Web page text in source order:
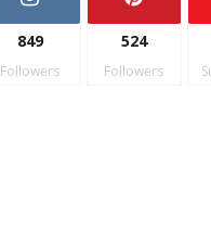
524
Followers
849
Followers